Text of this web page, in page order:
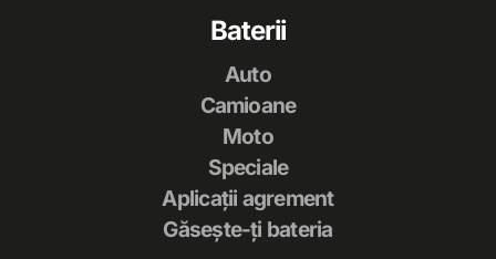
Baterii
Auto
Camioane
Moto
Speciale
Aplicații agrement
Găsește-ți bateria